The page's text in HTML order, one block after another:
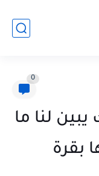
0
يبين لنا ما
بقرة